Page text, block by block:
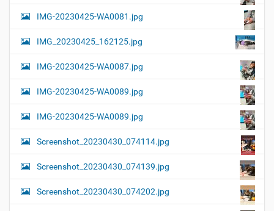
IMG-20230425-WA0081.jpg
IMG_20230425_162125.jpg
IMG-20230425-WA0087.jpg
IMG-20230425-WA0089.jpg
IMG-20230425-WA0089.jpg
Screenshot_20230430_074114.jpg
Screenshot_20230430_074139.jpg
Screenshot_20230430_074202.jpg